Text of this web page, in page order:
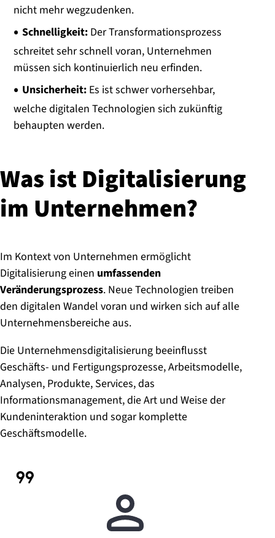
nicht mehr wegzudenken.
Schnelligkeit: Der Transformationsprozess
schreitet sehr schnell voran, Unternehmen
müssen sich kontinuierlich neu erfinden.
Unsicherheit: Es ist schwer vorhersehbar,
welche digitalen Technologien sich zukünftig
behaupten werden.
Was ist Di­gi­ta­li­sie­rung
im Un­ter­neh­men?
Im Kontext von Unternehmen ermöglicht
Digitalisierung einen umfassenden
Veränderungsprozess. Neue Technologien treiben
den digitalen Wandel voran und wirken sich auf alle
Unternehmensbereiche aus.
Die Unternehmensdigitalisierung beeinflusst
Geschäfts- und Fertigungsprozesse, Arbeitsmodelle,
Analysen, Produkte, Services, das
Informationsmanagement, die Art und Weise der
Kundeninteraktion und sogar komplette
Geschäftsmodelle.